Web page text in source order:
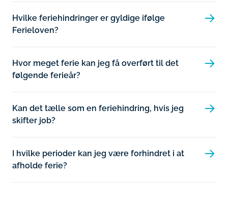
Hvilke feriehindringer er gyldige ifølge
Ferieloven?
Hvor meget ferie kan jeg få overført til det
følgende ferieår?
Kan det tælle som en feriehindring, hvis jeg
skifter job?
I hvilke perioder kan jeg være forhindret i at
afholde ferie?